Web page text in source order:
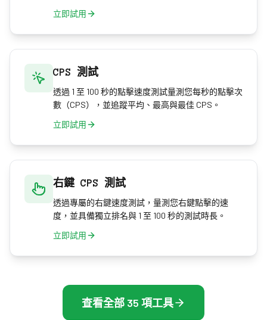
立即試用
CPS 測試
透過 1 至 100 秒的點擊速度測試量測您每秒的點擊次
數（CPS），並追蹤平均、最高與最佳 CPS。
立即試用
右鍵 CPS 測試
透過專屬的右鍵速度測試，量測您右鍵點擊的速
度，並具備獨立排名與 1 至 100 秒的測試時長。
立即試用
查看全部 35 項工具